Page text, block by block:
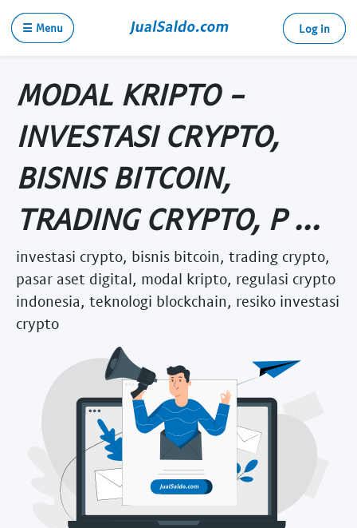
☰ Menu Log in
MODAL KRIPTO -
INVESTASI CRYPTO,
BISNIS BITCOIN,
TRADING CRYPTO, P ...
investasi crypto, bisnis bitcoin, trading crypto,
pasar aset digital, modal kripto, regulasi crypto
indonesia, teknologi blockchain, resiko investasi
crypto